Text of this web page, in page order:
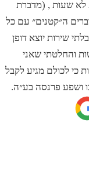
לא שעות , (מדברת
ה״קטנים״ עם כל
שירות יוצא דופן
והחלטתי שאני
כי לכולם מגיע לקבל
ושפע פרנסה בע״ה.